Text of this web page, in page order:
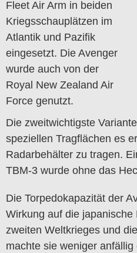
Fleet Air Arm in beiden
Kriegsschauplätzen im
Atlantik und Pazifik
eingesetzt. Die Avenger
wurde auch von der
Royal New Zealand Air
Force genutzt.
Die zweitwichtigste
speziellen Tragflächen es
Radarbehälter zu tragen.
TBM-3 wurde ohne das
Die Torpedokapazität der
Wirkung auf die japanische
zweiten Weltkrieges und
machte sie weniger